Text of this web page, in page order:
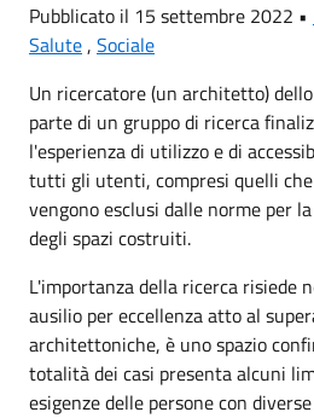
Pubblicato il 15 settembre 2022 •
Salute, Sociale
Un ricercatore (un architetto)
parte di un gruppo di ricerca
l'esperienza di utilizzo e di
tutti gli utenti, compresi quelli
vengono esclusi dalle norme per
degli spazi costruiti.
L'importanza della ricerca risiede
ausilio per eccellenza atto al
architettoniche, è uno spazio
totalità dei casi presenta alcuni
esigenze delle persone con